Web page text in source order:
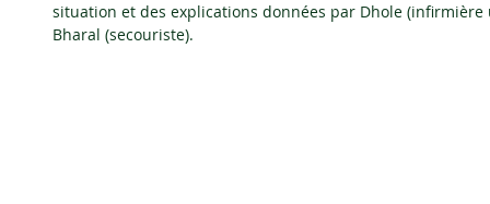
situation et des explications données par Dhole
Bharal (secouriste).